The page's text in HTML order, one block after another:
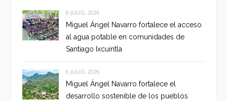
6 JULIO, 2026
Miguel Ángel Navarro fortalece el acceso
al agua potable en comunidades de
Santiago Ixcuintla
6 JULIO, 2026
Miguel Ángel Navarro fortalece el
desarrollo sostenible de los pueblos